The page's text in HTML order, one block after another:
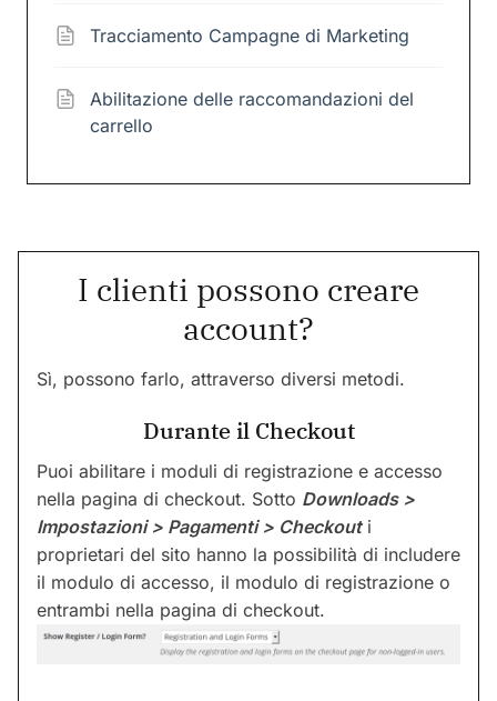
Tracciamento Campagne di Marketing
Abilitazione delle raccomandazioni del
carrello
I clienti possono creare
account?
Sì, possono farlo, attraverso diversi metodi.
Durante il Checkout
Puoi abilitare i moduli di registrazione e accesso
nella pagina di checkout. Sotto Downloads >
Impostazioni > Pagamenti > Checkouti
proprietari del sito hanno la possibilità di includere
il modulo di accesso, il modulo di registrazione o
entrambi nella pagina di checkout.